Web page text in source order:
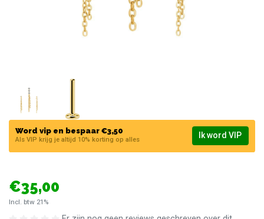
Word vip en bespaar €3,50
Als VIP krijg je altijd 10% korting op alles Ik word VIP
€35,00
Incl. btw 21%